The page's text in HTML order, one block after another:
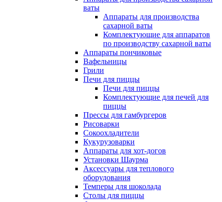
ваты
Аппараты для производства
сахарной ваты
Комплектующие для аппаратов
по производству сахарной ваты
Аппараты пончиковые
Вафельницы
Грили
Печи для пиццы
Печи для пиццы
Комплектующие для печей для
пиццы
Прессы для гамбургеров
Рисоварки
Сокоохладители
Кукурузоварки
Аппараты для хот-догов
Установки Шаурма
Аксессуары для теплового
оборудования
Темперы для шоколада
Столы для пиццы